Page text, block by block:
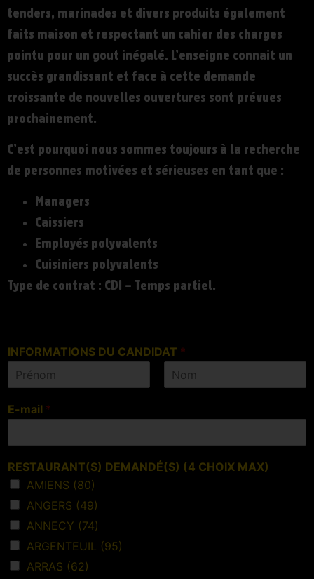
tenders, marinades et divers produits également
faits maison et respectant un cahier des charges
pointu pour un gout inégalé. L’enseigne connait un
succès grandissant et face à cette demande
croissante de nouvelles ouvertures sont prévues
prochainement.
C’est pourquoi nous sommes toujours à la recherche
de personnes motivées et sérieuses en tant que :
Managers
Caissiers
Employés polyvalents
Cuisiniers polyvalents
Type de contrat : CDI – Temps partiel.
INFORMATIONS DU CANDIDAT *
E-mail *
RESTAURANT(S) DEMANDÉ(S) (4 CHOIX MAX)
AMIENS (80)
ANGERS (49)
ANNECY (74)
ARGENTEUIL (95)
ARRAS (62)